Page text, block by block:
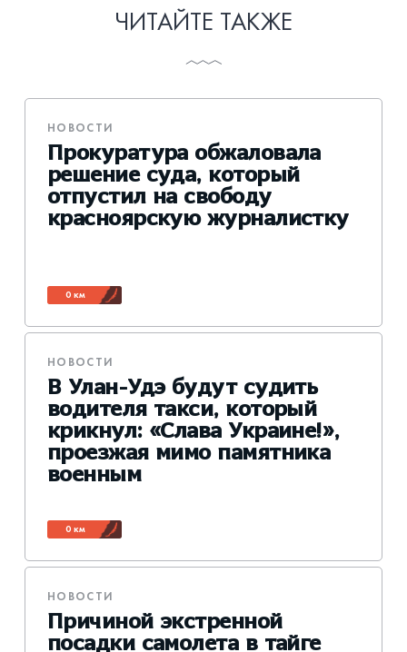
ЧИТАЙТЕ ТАКЖЕ
НОВОСТИ
Прокуратура обжаловала
решение суда, который
отпустил на свободу
красноярскую журналистку
0 км
НОВОСТИ
В Улан-Удэ будут судить
водителя такси, который
крикнул: «Слава Украине!»,
проезжая мимо памятника
военным
0 км
НОВОСТИ
Причиной экстренной
посадки самолета в тайге